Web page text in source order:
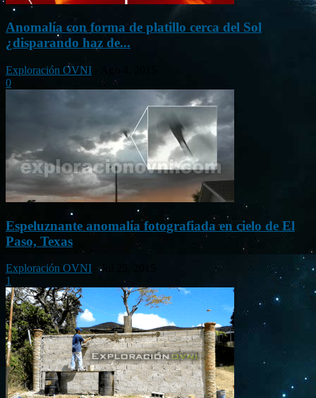
Anomalía con forma de platillo cerca del Sol
¿disparando haz de...
Exploración OVNI
0
Espeluznante anomalía fotografiada en cielo de El
Paso, Texas
Exploración OVNI - Jul 25, 2015
1